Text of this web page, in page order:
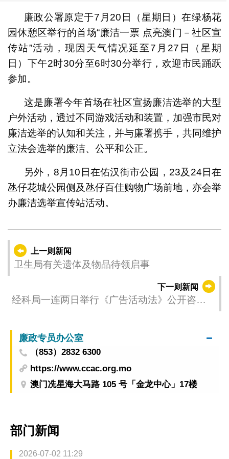
廉政公署原定于7月20日（星期日）在绿杨花
园休憩区举行的首场“廉洁一票 点亮澳门－社区宣
传站”活动，现因天气情况延至7月27日（星期
日）下午2时30分至6时30分举行，欢迎市民踊跃
参加。
这是廉署今年首场在社区宣扬廉洁选举的大型
户外活动，透过不同游戏活动和装置，加强市民对
廉洁选举的认知和关注，并与廉署携手，共同维护
立法会选举的廉洁、公平和公正。
另外，8月10日在佑汉街市公园，23及24日在
氹仔花城公园侧及氹仔百佳购物广场前地，亦会举
办廉洁选举宣传站活动。
上一则新闻
卫生局有关遗体及物品待领启事
下一则新闻
经科局一连两日举行《广告活动法》公开咨询
廉政专员办公室
（853）2832 6300
https://www.ccac.org.mo
澳门冼星海大马路 105 号「金龙中心」17楼
部门新闻
2026-07-02 11:29